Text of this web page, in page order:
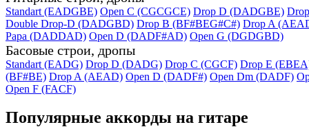
Standart (EADGBE) Open C (CGCGCE) Drop D (DADGBE)
Double Drop-D (DADGBD) Drop B (BF#BEG#C#) Drop A
Papa (DADDAD) Open D (DADF#AD) Open G (DGDGBD)
Басовые строи, дропы
Standart (EADG) Drop D (DADG) Drop C (CGCF) Drop E
(BF#BE) Drop A (AEAD) Open D (DADF#) Open Dm (DADF)
Open F (FACF)
Популярные аккорды на гитаре